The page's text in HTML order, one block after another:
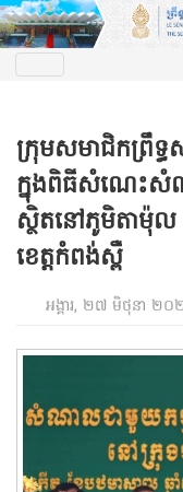
ក្រុមសមាជិកព្រឹទ្
ក្នុងពិធីសំណេះសំ
ស្ថិតនៅភូមិតាម៉ុល
ខេត្តកំពង់ស្ពឺ
អង្គារ, ២៧ មិថុនា ២